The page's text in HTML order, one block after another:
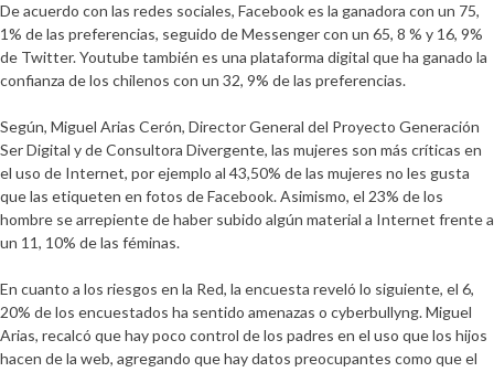
De acuerdo con las redes sociales, Facebook es la ganadora con un 75,
1% de las preferencias, seguido de Messenger con un 65, 8 % y 16, 9%
de Twitter. Youtube también es una plataforma digital que ha ganado la
confianza de los chilenos con un 32, 9% de las preferencias.
Según, Miguel Arias Cerón, Director General del Proyecto Generación
Ser Digital y de Consultora Divergente, las mujeres son más críticas en
el uso de Internet, por ejemplo al 43,50% de las mujeres no les gusta
que las etiqueten en fotos de Facebook. Asimismo, el 23% de los
hombre se arrepiente de haber subido algún material a Internet frente a
un 11, 10% de las féminas.
En cuanto a los riesgos en la Red, la encuesta reveló lo siguiente, el 6,
20% de los encuestados ha sentido amenazas o cyberbullyng.Miguel
Arias, recalcó que hay poco control de los padres en el uso que los hijos
hacen de la web, agregando que hay datos preocupantes como que el